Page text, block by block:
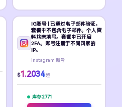
IG账号 | 已通过电子邮件验证，
套餐中不包含电子邮件。个人资
料均未填写。套餐中已开启
2FA。账号注册于不同国家的
IP。
Instagram 新号
$1.2034 起
库存 2771